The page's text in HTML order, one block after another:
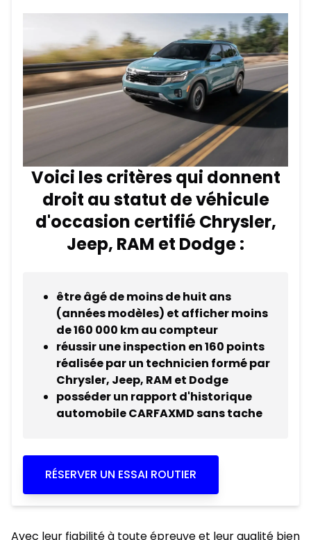
Voici les critères qui donnent
droit au statut de véhicule
d'occasion certifié Chrysler,
Jeep, RAM et Dodge :
être âgé de moins de huit ans
(années modèles) et afficher moins
de 160 000 km au compteur
réussir une inspection en 160 points
réalisée par un technicien formé par
Chrysler, Jeep, RAM et Dodge
posséder un rapport d'historique
automobile CARFAXMD sans tache
RÉSERVER UN ESSAI ROUTIER
Avec leur fiabilité à toute épreuve et leur qualité bien